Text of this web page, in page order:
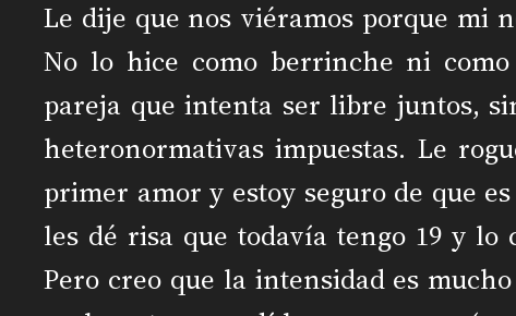
Le dije que nos viéramos porque mi
No lo hice como berrinche ni
pareja que intenta ser libre juntos,
heteronormativas impuestas. Le
primer amor y estoy seguro de que
les dé risa que todavía tengo 19 y lo
Pero creo que la intensidad es